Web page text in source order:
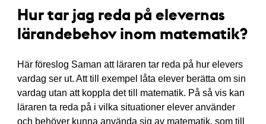
Hur tar jag reda på elevernas
lärandebehov inom matematik?
Här föreslog Saman att läraren tar reda på hur elevers
vardag ser ut. Att till exempel låta elever berätta om sin
vardag utan att koppla det till matematik. På så vis kan
läraren ta reda på i vilka situationer elever använder
och behöver kunna använda sig av matematik, som till